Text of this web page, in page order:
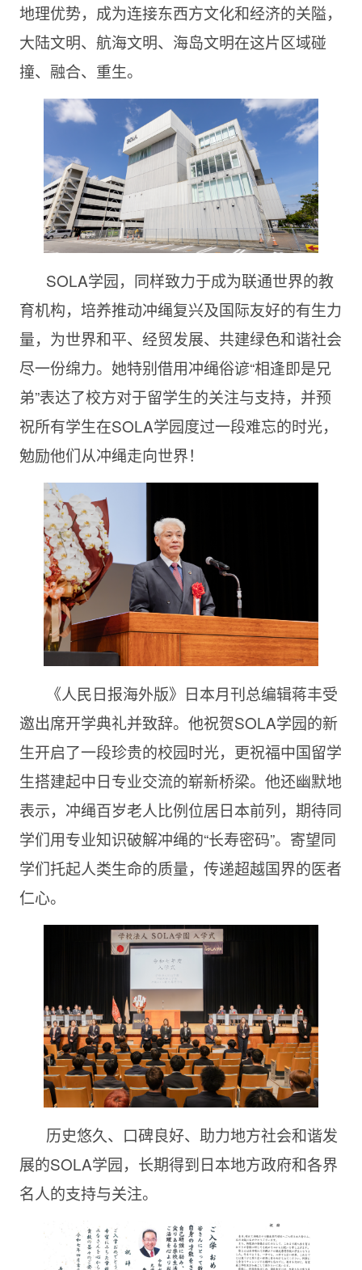
地理优势，成为连接东西方文化和经济的关隘，
大陆文明、航海文明、海岛文明在这片区域碰
撞、融合、重生。
SOLA学园，同样致力于成为联通世界的教
育机构，培养推动冲绳复兴及国际友好的有生力
量，为世界和平、经贸发展、共建绿色和谐社会
尽一份绵力。她特别借用冲绳俗谚“相逢即是兄
弟”表达了校方对于留学生的关注与支持，并预
祝所有学生在SOLA学园度过一段难忘的时光，
勉励他们从冲绳走向世界！
《人民日报海外版》日本月刊总编辑蒋丰受
邀出席开学典礼并致辞。他祝贺SOLA学园的新
生开启了一段珍贵的校园时光，更祝福中国留学
生搭建起中日专业交流的崭新桥梁。他还幽默地
表示，冲绳百岁老人比例位居日本前列，期待同
学们用专业知识破解冲绳的“长寿密码”。寄望同
学们托起人类生命的质量，传递超越国界的医者
仁心。
历史悠久、口碑良好、助力地方社会和谐发
展的SOLA学园，长期得到日本地方政府和各界
名人的支持与关注。